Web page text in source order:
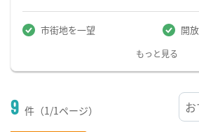
市街地を一望 開
もっと見る
9 件（1/1ページ）